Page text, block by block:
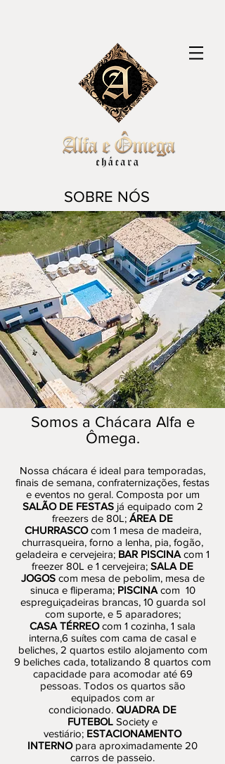
SOBRE NÓS
Somos a Chácara Alfa e
Ômega.
Nossa chácara é ideal para temporadas,
finais de semana, confraternizações, festas
e eventos no geral. Composta por um
SALÃO DE FESTASjá equipado com 2
freezers de 80L; ÁREA DE
CHURRASCOcom 1 mesa de madeira,
churrasqueira, forno a lenha, pia, fogão,
geladeira e cervejeira; BAR PISCINA com 1
freezer 80L e 1 cervejeira; SALA DE
JOGOScom mesa de pebolim, mesa de
sinuca e fliperama; PISCINAcom 10
espreguiçadeiras brancas, 10 guarda sol
com suporte, e 5 aparadores;
CASA TÉRREOcom 1 cozinha, 1 sala
interna,6 suítes com cama de casal e
beliches, 2 quartos estilo alojamento com
9 beliches cada, totalizando 8 quartos com
capacidade para acomodar até 69
pessoas. Todos os quartos são
equipados com ar
condicionado. QUADRA DE
FUTEBOL Society e
vestiário; ESTACIONAMENTO
INTERNOpara aproximadamente 20
carros de passeio.